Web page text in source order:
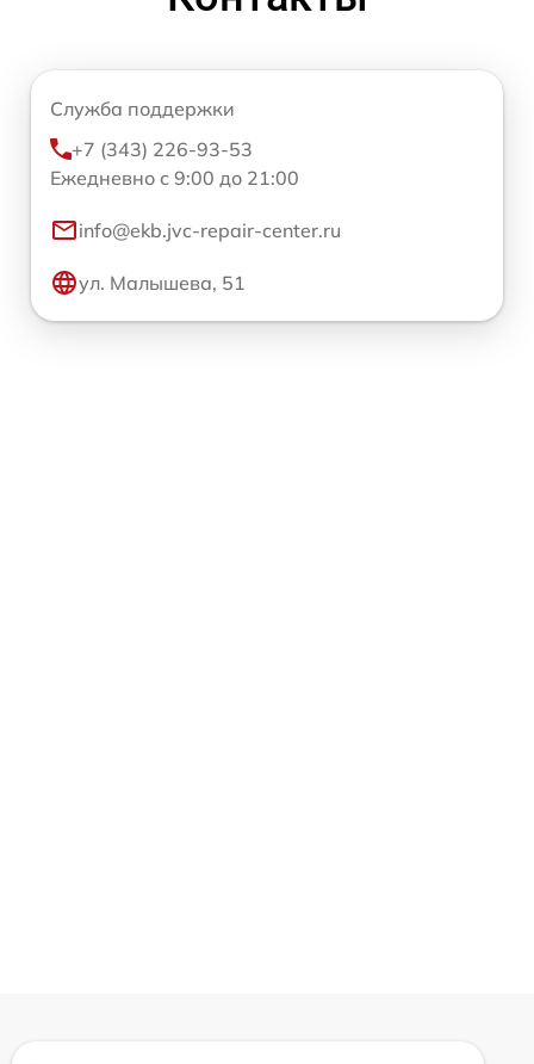
Служба поддержки
+7 (343) 226-93-53
Ежедневно с 9:00 до 21:00
info@ekb.jvc-repair-center.ru
ул. Малышева, 51